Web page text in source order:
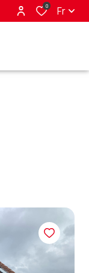
0 Fr